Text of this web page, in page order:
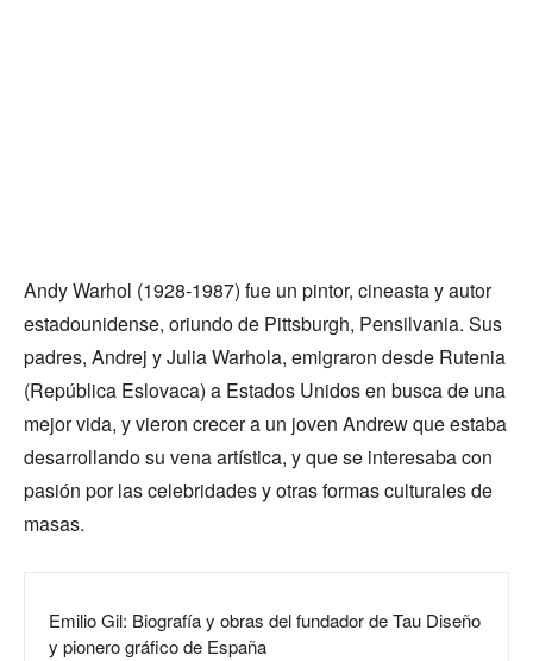
Andy Warhol (1928-1987) fue un pintor, cineasta y autor
estadounidense, oriundo de Pittsburgh, Pensilvania. Sus
padres, Andrej y Julia Warhola, emigraron desde Rutenia
(República Eslovaca) a Estados Unidos en busca de una
mejor vida, y vieron crecer a un joven Andrew que estaba
desarrollando su vena artística, y que se interesaba con
pasión por las celebridades y otras formas culturales de
masas.
Emilio Gil: Biografía y obras del fundador de Tau Diseño
y pionero gráfico de España